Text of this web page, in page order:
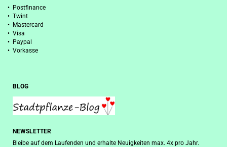
• Postfinance
• Twint
• Mastercard
• Visa
• Paypal
• Vorkasse
BLOG
NEWSLETTER
Bleibe auf dem Laufenden und erhalte Neuigkeiten max. 4x pro Jahr.